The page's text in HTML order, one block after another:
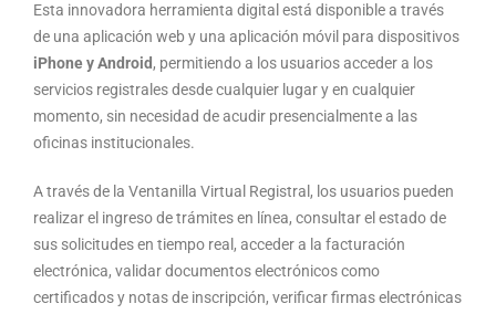
Esta innovadora herramienta digital está disponible a través
de una aplicación web y una aplicación móvil para dispositivos
iPhone y Android , permitiendo a los usuarios acceder a los
servicios registrales desde cualquier lugar y en cualquier
momento, sin necesidad de acudir presencialmente a las
oficinas institucionales.
A través de la Ventanilla Virtual Registral, los usuarios pueden
realizar el ingreso de trámites en línea, consultar el estado de
sus solicitudes en tiempo real, acceder a la facturación
electrónica, validar documentos electrónicos como
certificados y notas de inscripción, verificar firmas electrónicas